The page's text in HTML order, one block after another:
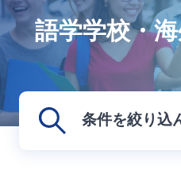
語学学校・
条件を絞り込